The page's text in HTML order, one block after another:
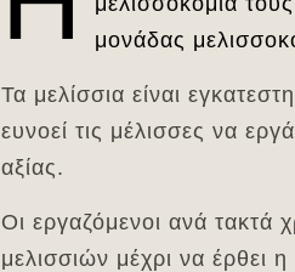
μονάδας
Τα μελίσσια είναι
ευνοεί τις μέλισσες να
αξίας.
Οι εργαζόμενοι ανά τακτά
μελισσιών μέχρι να έρθει